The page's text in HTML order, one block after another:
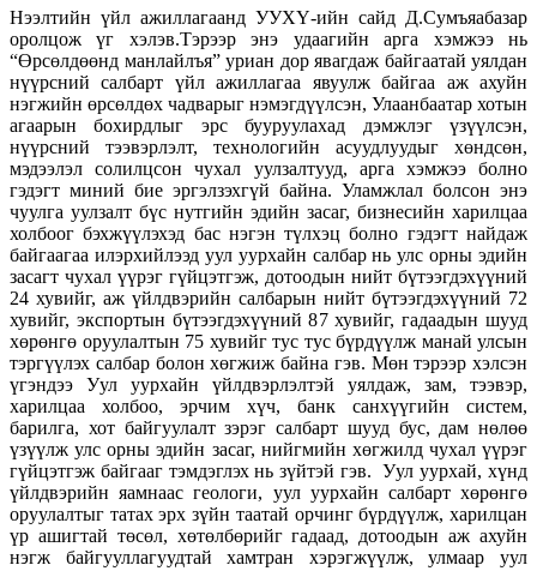
Нээлтийн үйл ажиллагаанд УУХҮ-ийн сайд Д.Сумъяабазар
оролцож үг хэлэв.Тэрээр энэ удаагийн арга хэмжээ нь
“Өрсөлдөөнд манлайлъя” уриан дор явагдаж байгаатай уялдан
нүүрсний салбарт үйл ажиллагаа явуулж байгаа аж ахуйн
нэгжийн өрсөлдөх чадварыг нэмэгдүүлсэн, Улаанбаатар хотын
агаарын бохирдлыг эрс бууруулахад дэмжлэг үзүүлсэн,
нүүрсний тээвэрлэлт, технологийн асуудлуудыг хөндсөн,
мэдээлэл солилцсон чухал уулзалтууд, арга хэмжээ болно
гэдэгт миний бие эргэлзэхгүй байна. Уламжлал болсон энэ
чуулга уулзалт бүс нутгийн эдийн засаг, бизнесийн харилцаа
холбоог бэхжүүлэхэд бас нэгэн түлхэц болно гэдэгт найдаж
байгаагаа илэрхийлээд уул уурхайн салбар нь улс орны эдийн
засагт чухал үүрэг гүйцэтгэж, дотоодын нийт бүтээгдэхүүний
24 хувийг, аж үйлдвэрийн салбарын нийт бүтээгдэхүүний 72
хувийг, экспортын бүтээгдэхүүний 87 хувийг, гадаадын шууд
хөрөнгө оруулалтын 75 хувийг тус тус бүрдүүлж манай улсын
тэргүүлэх салбар болон хөгжиж байна гэв. Мөн тэрээр хэлсэн
үгэндээ Уул уурхайн үйлдвэрлэлтэй уялдаж, зам, тээвэр,
харилцаа холбоо, эрчим хүч, банк санхүүгийн систем,
барилга, хот байгуулалт зэрэг салбарт шууд бус, дам нөлөө
үзүүлж улс орны эдийн засаг, нийгмийн хөгжилд чухал үүрэг
гүйцэтгэж байгааг тэмдэглэх нь зүйтэй гэв. Уул уурхай, хүнд
үйлдвэрийн яамнаас геологи, уул уурхайн салбарт хөрөнгө
оруулалтыг татах эрх зүйн таатай орчинг бүрдүүлж, харилцан
үр ашигтай төсөл, хөтөлбөрийг гадаад, дотоодын аж ахуйн
нэгж байгууллагуудтай хамтран хэрэгжүүлж, улмаар уул